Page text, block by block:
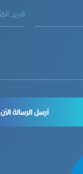
أرسل الرسالة الآن